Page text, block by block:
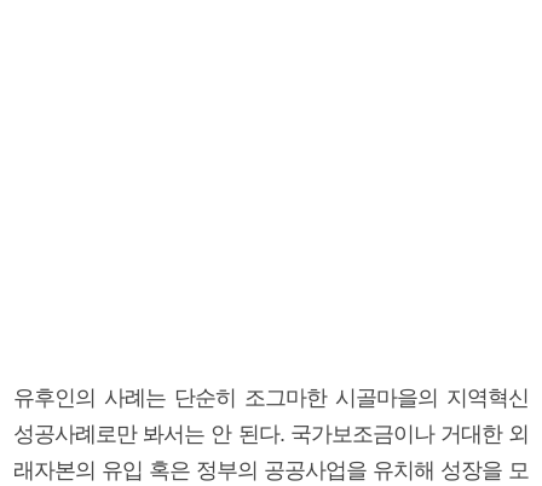
유후인의 사례는 단순히 조그마한 시골마을의 지역혁신
성공사례로만 봐서는 안 된다. 국가보조금이나 거대한 외
래자본의 유입 혹은 정부의 공공사업을 유치해 성장을 모